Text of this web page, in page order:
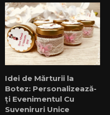
Idei de Mărturii la
Botez: Personalizează-
ți Evenimentul Cu
Suveniruri Unice